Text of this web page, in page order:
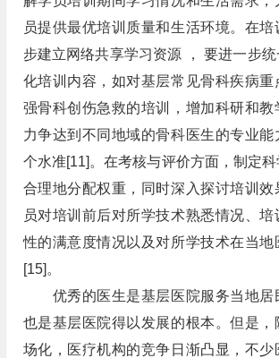
员提供最优培训质量和生活环境。在培
步建立网络共享学习资源 ， 要进一步
化培训内容，如对基层常见骨科疾病重
强骨科创伤急救的培训，增加科研和教
力争达到不同地域的骨科医生的专业能
个水准[11]。在考核与评价方面，制定科
合理地分配权重，同时深入探讨培训效
员对培训前后对所学技术熟悉情况、
性的满意度情况以及对所学技术在当地
[15]。
优秀的医生是基层医院服务当地居
也是基层医院得以发展的根本。但是，
场化，医疗机构的竞争日渐凸显，不少